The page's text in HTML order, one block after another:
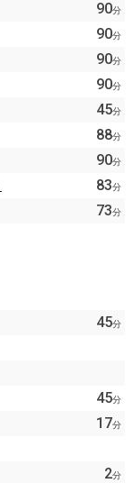
90分
90分
90分
90分
45分
88分
90分
83分
73分
45分
45分
17分
2分